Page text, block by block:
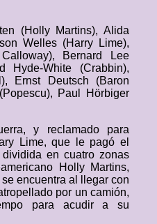
(Holly Martins), Alida
Welles (Harry Lime),
Bernard Lee
Hyde-White (Crabbin),
Ernst Deutsch (Baron
Paul Hörbiger
y reclamado para
Lime, que le pagó el
en cuatro zonas
Holly Martins,
encuentra al llegar con
por un camión,
para acudir a su